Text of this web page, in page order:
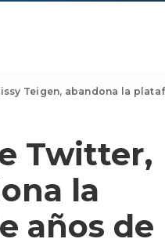
abandona la plataforma después
Twitter,
la
años de